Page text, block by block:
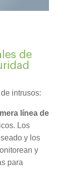
de
intrusos:
línea de
Los
y los
y
para